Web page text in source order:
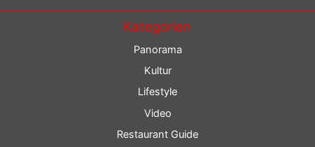
Kategorien
Panorama
Kultur
Lifestyle
Video
Restaurant Guide